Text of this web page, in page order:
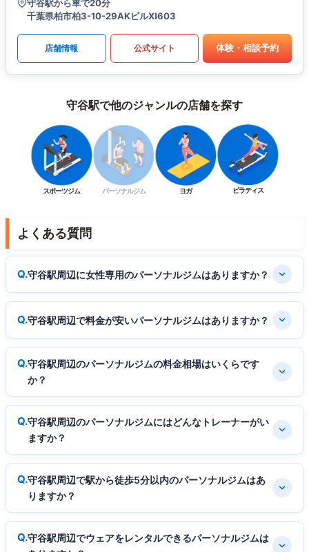
守谷駅から車で20分
千葉県柏市柏3-10-29AKビルⅪ603
店舗情報 公式サイト 体験・相談予約
守谷駅で他のジャンルの店舗を探す
スポーツジム パーソナルジム ヨガ ピラティス
よくある質問
守谷駅周辺に女性専用のパーソナルジムはありますか？
守谷駅周辺で料金が安いパーソナルジムはありますか？
守谷駅周辺のパーソナルジムの料金相場はいくらです
か？
守谷駅周辺のパーソナルジムにはどんなトレーナーがい
ますか？
守谷駅周辺で駅から徒歩5分以内のパーソナルジムはあ
りますか？
守谷駅周辺でウェアをレンタルできるパーソナルジムは